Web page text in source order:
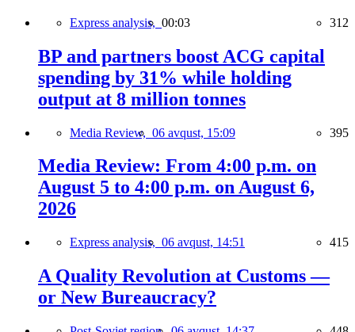
Express analysis, 00:03 312
BP and partners boost ACG capital
spending by 31% while holding
output at 8 million tonnes
Media Review, 06 avqust, 15:09 395
Media Review: From 4:00 p.m. on
August 5 to 4:00 p.m. on August 6,
2026
Express analysis, 06 avqust, 14:51 415
A Quality Revolution at Customs —
or New Bureaucracy?